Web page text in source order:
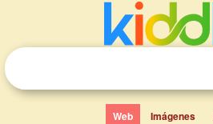
Web Imágenes